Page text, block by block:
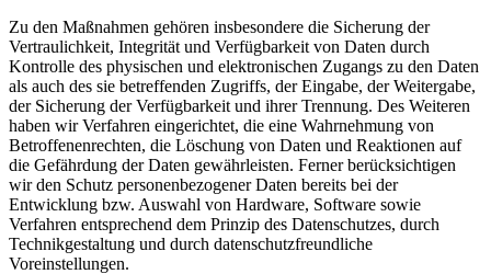
Zu den Maßnahmen gehören insbesondere die Sicherung der
Vertraulichkeit, Integrität und Verfügbarkeit von Daten durch
Kontrolle des physischen und elektronischen Zugangs zu den Daten
als auch des sie betreffenden Zugriffs, der Eingabe, der Weitergabe,
der Sicherung der Verfügbarkeit und ihrer Trennung. Des Weiteren
haben wir Verfahren eingerichtet, die eine Wahrnehmung von
Betroffenenrechten, die Löschung von Daten und Reaktionen auf
die Gefährdung der Daten gewährleisten. Ferner berücksichtigen
wir den Schutz personenbezogener Daten bereits bei der
Entwicklung bzw. Auswahl von Hardware, Software sowie
Verfahren entsprechend dem Prinzip des Datenschutzes, durch
Technikgestaltung und durch datenschutzfreundliche
Voreinstellungen.